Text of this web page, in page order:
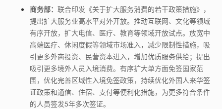
商务部： 联合印发《关于扩大服务消费的若干政策措施》，
提出扩大服务业高水平对外开放。推动互联网、文化等领域
有序开放，扩大电信、医疗、教育等领域开放试点。放宽中
高端医疗、休闲度假等领域市场准入，减少限制性措施，吸
引更多外商投资、民营资本进入，增加优质服务供给；提出
吸引更多境外人员入境消费。有序扩大单方面免签国家范
围，优化完善区域性入境免签政策，持续优化外国人来华签
证政策和通信、住宿、支付等便利化措施，为更多符合条件
的人员签发5年多次签证。